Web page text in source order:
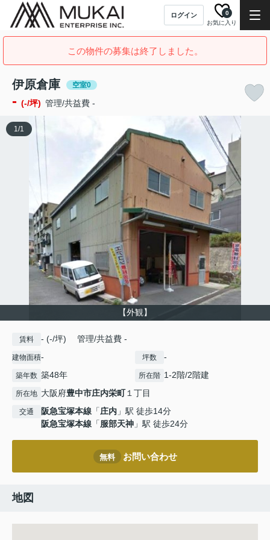
ログイン
お気に入り
0
この物件の募集は終了しました。
伊原倉庫 空室0
- (-/坪) 管理/共益費 -
【外観】
1/1
賃料 - (-/坪) 管理/共益費 -
建物面積- 坪数 -
築年数 築48年 所在階 1-2階/2階建
所在地 大阪府豊中市庄内栄町１丁目
交通 阪急宝塚本線 「庄内 」駅 徒歩14分
阪急宝塚本線 「服部天神 」駅 徒歩24分
無料 お問い合わせ
地図